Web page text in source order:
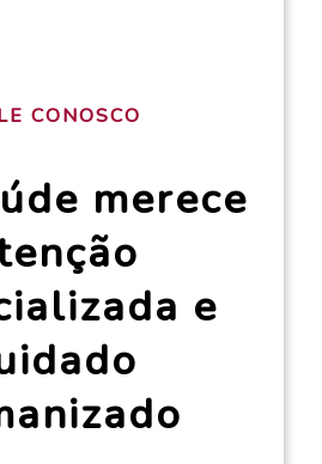
CONOSCO
merece
e